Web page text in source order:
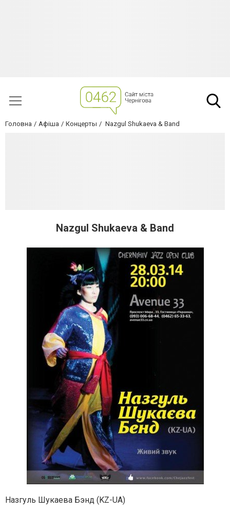
Головна Афіша Концерты Nazgul Shukaeva & Band
Nazgul Shukaeva & Band
Назгуль Шукаева Бэнд (KZ-UA)